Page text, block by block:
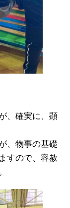
、確実に、顕
、物事の基礎
すので、容赦